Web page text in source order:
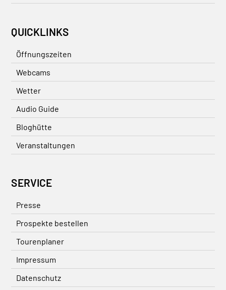
QUICKLINKS
Öffnungszeiten
Webcams
Wetter
Audio Guide
Bloghütte
Veranstaltungen
SERVICE
Presse
Prospekte bestellen
Tourenplaner
Impressum
Datenschutz